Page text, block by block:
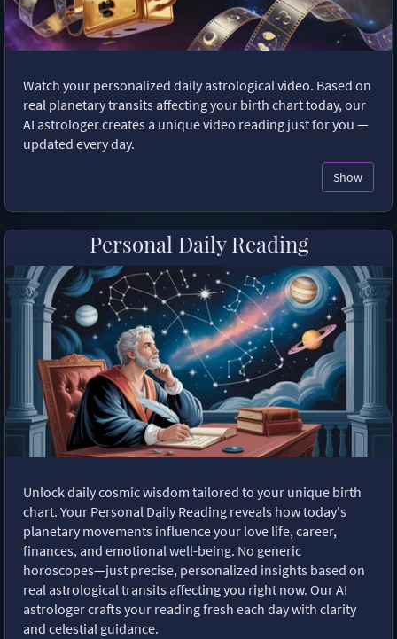
Watch your personalized daily astrological video. Based on
real planetary transits affecting your birth chart today, our
AI astrologer creates a unique video reading just for you —
updated every day.
Show
Personal Daily Reading
Unlock daily cosmic wisdom tailored to your unique birth
chart. Your Personal Daily Reading reveals how today's
planetary movements influence your love life, career,
finances, and emotional well-being. No generic
horoscopes—just precise, personalized insights based on
real astrological transits affecting you right now. Our AI
astrologer crafts your reading fresh each day with clarity
and celestial guidance.